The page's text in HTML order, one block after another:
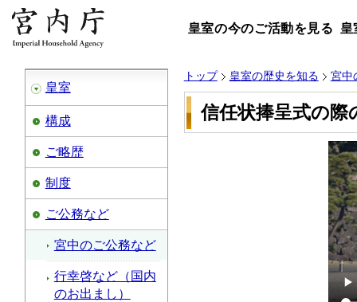
皇室の今のご活動を見る 皇
皇室
構成
ご略歴
制度
ご公務など
宮中のご公務など
行幸啓など（国内
のお出まし）
トップ 皇室の歴史を知る 宮中
信任状捧呈式の際